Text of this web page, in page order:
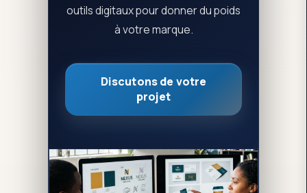
outils digitaux pour donner du poids
à votre marque.
Discutons de votre
projet